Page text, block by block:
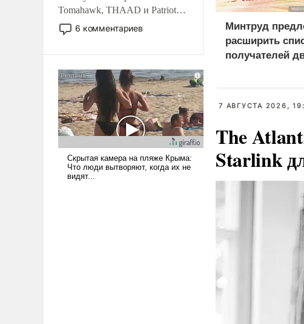
Tomahawk, THAAD и Patriot
США потребуется более трех
лет. Даже небольшая война с
Сложившаяся ситуация
означает многолетний период
уязвимости США, например,
перед Китаем.
6 комментариев
Минтруд
расширить
получателей
7 АВГУСТА 2026,
The
Starlink